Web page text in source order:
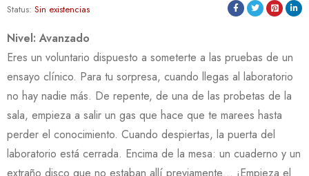
Status: Sin existencias
Nivel: Avanzado
Eres un voluntario dispuesto a someterte a las pruebas de un
ensayo clínico. Para tu sorpresa, cuando llegas al laboratorio
no hay nadie más. De repente, de una de las probetas de la
sala, empieza a salir un gas que hace que te marees hasta
perder el conocimiento. Cuando despiertas, la puerta del
laboratorio está cerrada. Encima de la mesa: un cuaderno y un